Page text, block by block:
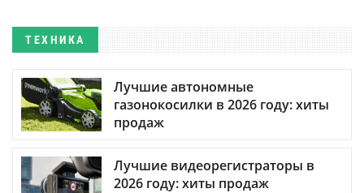
ТЕХНИКА
Лучшие автономные
газонокосилки в 2026 году: хиты
продаж
Лучшие видеорегистраторы в
2026 году: хиты продаж